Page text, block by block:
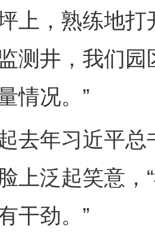
上，熟练地打
测井，我们
情况。”
年习近平总
上泛起笑意，
干劲。”